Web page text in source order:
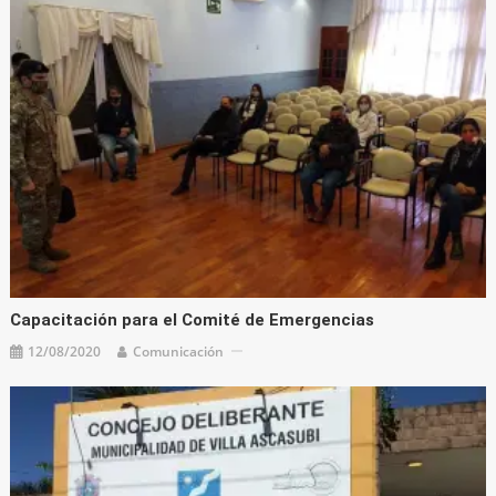
Capacitación para el Comité de Emergencias
12/08/2020 Comunicación